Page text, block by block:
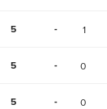
5 - 1
5 - 0
5 - 0